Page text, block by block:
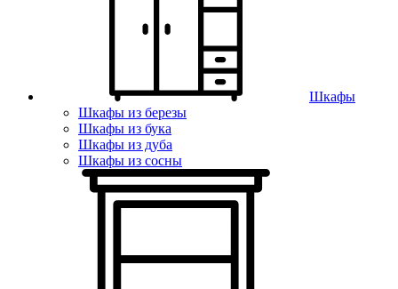
Шкафы
Шкафы из березы
Шкафы из бука
Шкафы из дуба
Шкафы из сосны